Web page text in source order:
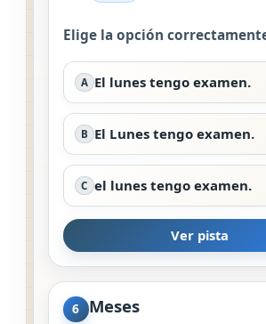
Elige la opción
A El lunes tengo examen.
B El Lunes tengo examen.
C el lunes tengo examen.
Ver pista
6 Meses